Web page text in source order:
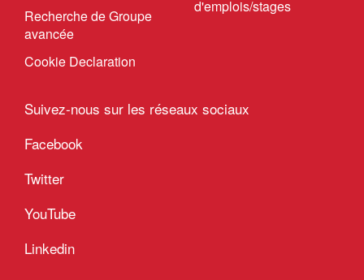
Recherche de Groupe
avancée
Cookie Declaration
d'emplois/stages
Suivez-nous sur les réseaux sociaux
Facebook
Twitter
YouTube
Linkedin